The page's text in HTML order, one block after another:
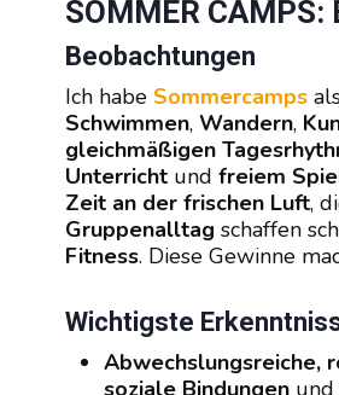
SOMMER CAMPS:
Beobachtungen
Ich habe Sommercamps
Schwimmen, Wandern,
gleichmäßigen
Unterricht und freiem
Zeit an der frischen Luft,
Gruppenalltag schaffen
Fitness. Diese Gewinne
Wichtigste
Abwechslungsreiche,
soziale Bindungen und